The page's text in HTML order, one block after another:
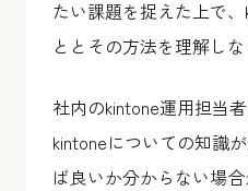
たい課題を捉えた上で
ととその方法を理解し
社内のkintone運用担当
kintoneについての知識
ば良いか分からない場